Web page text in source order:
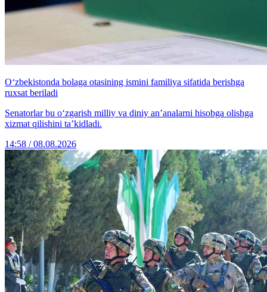
O‘zbekistonda bolaga otasining ismini familiya sifatida berishga
ruxsat beriladi
Senatorlar bu o‘zgarish milliy va diniy an’analarni hisobga olishga
xizmat qilishini ta’kidladi.
14:58 / 08.08.2026